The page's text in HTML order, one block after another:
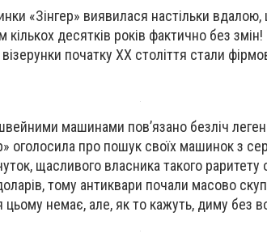
«Зінгер» виявилася настільки
десятків років фактично без
початку XX століття стали
машинами пов’язано безліч
оголосила про пошук своїх машинок з
щасливого власника такого раритету
тому антиквари почали масово
цьому немає, але, як то кажуть, диму без